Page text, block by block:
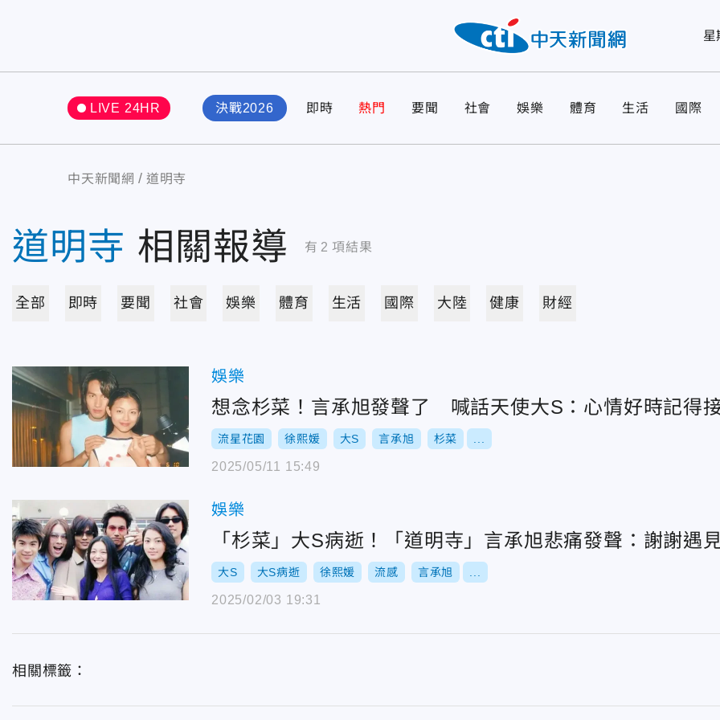
星
LIVE 24HR 決戰2026 即時 熱門 要聞 社會 娛樂 體育 生活 國際
中天新聞網 道明寺
道明寺 相關報導 有 2 項結果
全部 即時 要聞 社會 娛樂 體育 生活 國際 大陸 健康 財經
娛樂
想念杉菜！言承旭發聲了 喊話天使大S：心情好時記得
流星花園 徐熙媛 大S 言承旭 杉菜
2025/05/11 15:49
娛樂
「杉菜」大S病逝！「道明寺」言承旭悲痛發聲：謝謝遇
大S 大S病逝 徐熙媛 流感 言承旭
2025/02/03 19:31
相關標籤：